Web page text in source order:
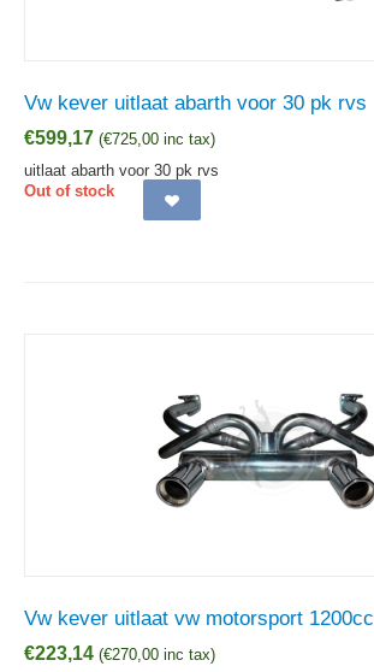
Vw kever uitlaat abarth voor 30 pk rvs
€599,17 (€725,00 inc tax)
uitlaat abarth voor 30 pk rvs
Out of stock
Vw kever uitlaat vw motorsport 1200cc
€223,14 (€270,00 inc tax)